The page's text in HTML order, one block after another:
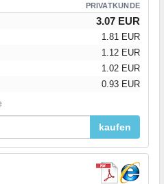
PRIVATKUNDE
3.07 EUR
1.81 EUR
1.12 EUR
1.02 EUR
0.93 EUR
kaufen